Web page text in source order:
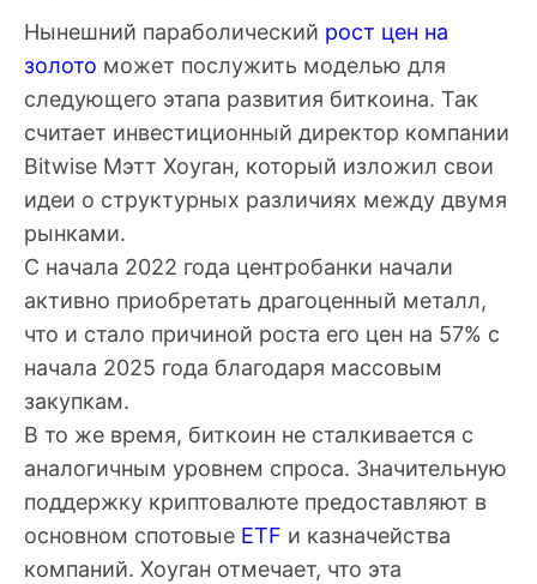
Нынешний параболический рост цен на
золото может послужить моделью для
следующего этапа развития биткоина. Так
считает инвестиционный директор компании
Bitwise Мэтт Хоуган, который изложил свои
идеи о структурных различиях между двумя
рынками.
С начала 2022 года центробанки начали
активно приобретать драгоценный металл,
что и стало причиной роста его цен на 57% с
начала 2025 года благодаря массовым
закупкам.
В то же время, биткоин не сталкивается с
аналогичным уровнем спроса. Значительную
поддержку криптовалюте предоставляют в
основном спотовые ETF и казначейства
компаний. Хоуган отмечает, что эта